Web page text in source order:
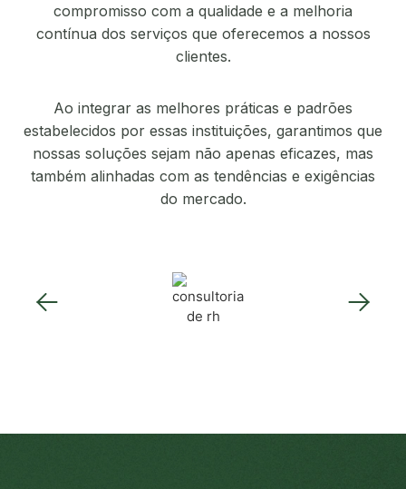
compromisso com a qualidade e a melhoria
contínua dos serviços que oferecemos a nossos
clientes.
Ao integrar as melhores práticas e padrões
estabelecidos por essas instituições, garantimos que
nossas soluções sejam não apenas eficazes, mas
também alinhadas com as tendências e exigências
do mercado.